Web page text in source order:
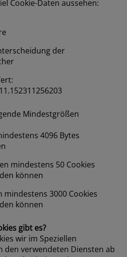
Cookie-Daten aussehen:
der
Mindestgrößen
4096 Bytes
mindestens 50 Cookies
können
mindestens 3000 Cookies
können
gibt es?
wir im Speziellen
den verwendeten Diensten ab